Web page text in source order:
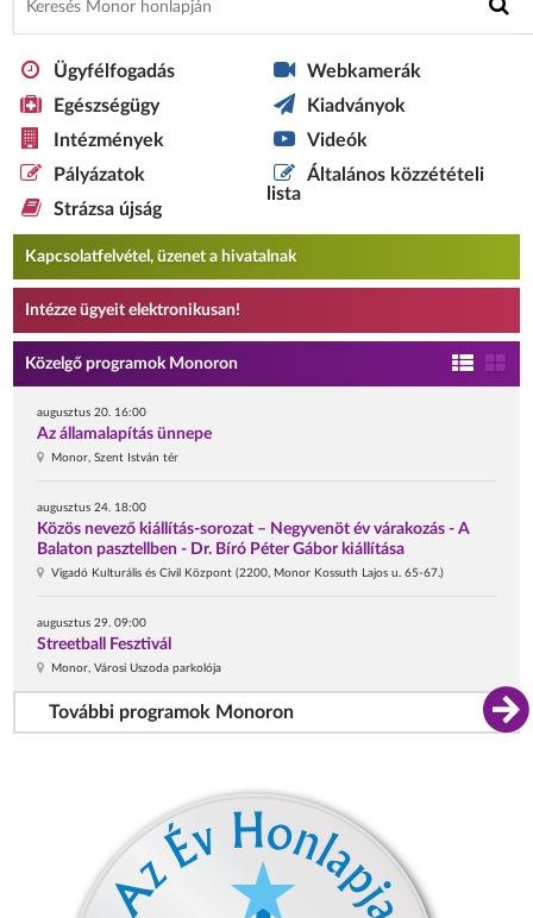
Ügyfélfogadás
Egészségügy
Intézmények
Pályázatok
Strázsa újság
Webkamerák
Kiadványok
Videók
Általános közzétételi
lista
Kapcsolatfelvétel, üzenet a hivatalnak
Intézze ügyeit elektronikusan!
Közelgő programok Monoron
augusztus 20. 16:00
Az államalapítás ünnepe
Monor, Szent István tér
augusztus 24. 18:00
Közös nevező kiállítás-sorozat – Negyvenöt év várakozás - A
Balaton pasztellben - Dr. Bíró Péter Gábor kiállítása
Vigadó Kulturális és Civil Központ (2200, Monor Kossuth Lajos u. 65-67.)
augusztus 29. 09:00
Streetball Fesztivál
Monor, Városi Uszoda parkolója
További programok Monoron